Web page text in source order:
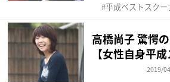
平成ベストスクー
高橋尚子 驚愕
【女性自身平成
2019/